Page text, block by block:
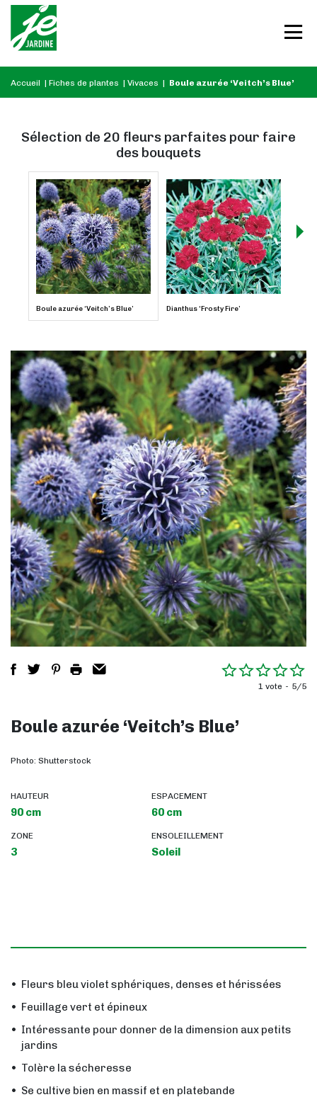
Accueil | Fiches de plantes | Vivaces | Boule azurée ‘Veitch’s Blue’
Sélection de 20 fleurs parfaites pour faire
des bouquets
Boule azurée ‘Veitch’s Blue’ Dianthus ‘Frosty Fire’
1 vote 5/5
Boule azurée ‘Veitch’s Blue’
Photo: Shutterstock
HAUTEUR
90 cm
ESPACEMENT
60 cm
ZONE
3
ENSOLEILLEMENT
Soleil
Fleurs bleu violet sphériques, denses et hérissées
Feuillage vert et épineux
Intéressante pour donner de la dimension aux petits
jardins
Tolère la sécheresse
Se cultive bien en massif et en platebande